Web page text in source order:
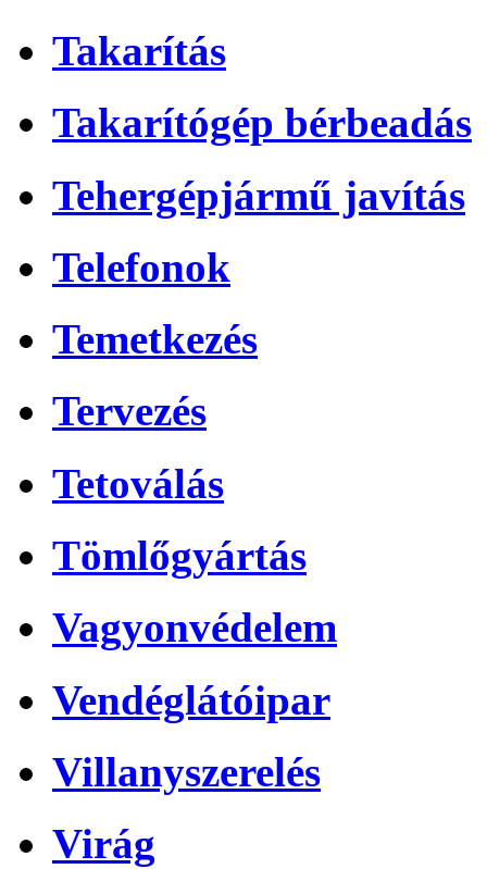
Takarítás
Takarítógép bérbeadás
Tehergépjármű javítás
Telefonok
Temetkezés
Tervezés
Tetoválás
Tömlőgyártás
Vagyonvédelem
Vendéglátóipar
Villanyszerelés
Virág